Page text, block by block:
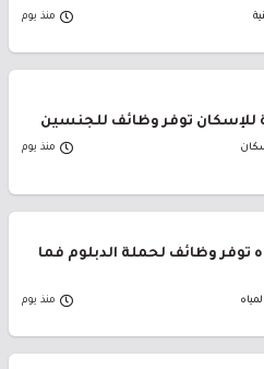
منذ يوم
للإسكان توفر وظائف للجنسين
منذ يوم
توفر وظائف لحملة الدبلوم فما
منذ يوم